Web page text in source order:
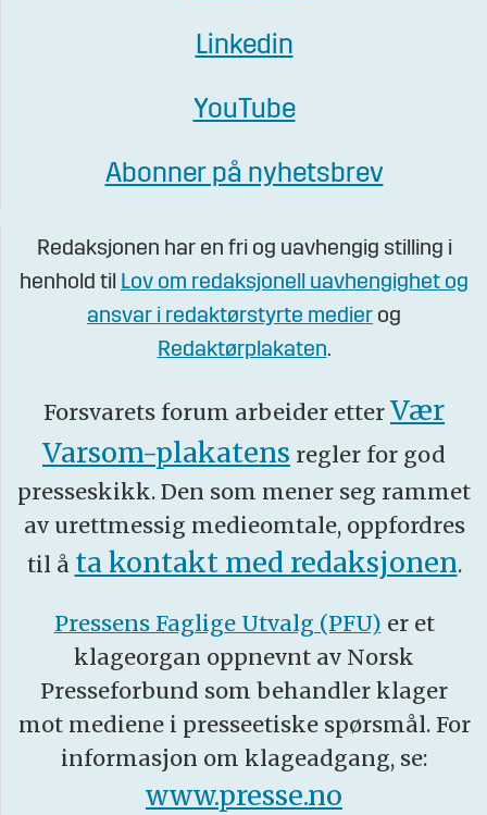
Linkedin
YouTube
Abonner på nyhetsbrev
Redaksjonen har en fri og uavhengig stilling i
henhold til Lov om redaksjonell uavhengighet og
ansvar i redaktørstyrte medier og
Redaktørplakaten.
Forsvarets forum arbeider etter Vær
Varsom-plakatens regler for god
presseskikk. Den som mener seg rammet
av urettmessig medieomtale, oppfordres
til å ta kontakt med redaksjonen.
Pressens Faglige Utvalg (PFU) er et
klageorgan oppnevnt av Norsk
Presseforbund som behandler klager
mot mediene i presseetiske spørsmål. For
informasjon om klageadgang, se:
www.presse.no